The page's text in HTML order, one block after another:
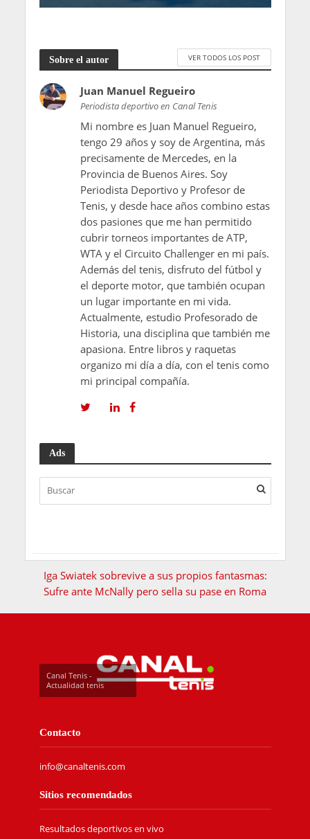
Sobre el autor VER TODOS LOS POST
Juan Manuel Regueiro
Periodista deportivo en Canal Tenis
Mi nombre es Juan Manuel Regueiro,
tengo 29 años y soy de Argentina, más
precisamente de Mercedes, en la
Provincia de Buenos Aires. Soy
Periodista Deportivo y Profesor de
Tenis, y desde hace años combino estas
dos pasiones que me han permitido
cubrir torneos importantes de ATP,
WTA y el Circuito Challenger en mi país.
Además del tenis, disfruto del fútbol y
el deporte motor, que también ocupan
un lugar importante en mi vida.
Actualmente, estudio Profesorado de
Historia, una disciplina que también me
apasiona. Entre libros y raquetas
organizo mi día a día, con el tenis como
mi principal compañía.
Ads
Iga Swiatek sobrevive a sus propios fantasmas:
Sufre ante McNally pero sella su pase en Roma
Canal Tenis -
Actualidad tenis
Contacto
info@canaltenis.com
Sitios recomendados
Resultados deportivos en vivo